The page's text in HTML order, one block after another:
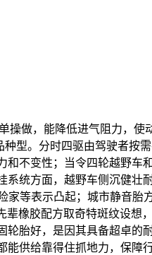
做，能降低进气阻力，使
型。分时四驱由驾驶者按
不变性；当令四轮越野车
统方面，越野车侧沉健壮
等表示凸起；城市静音胎
辈橡胶配方取奇特斑纹设想
胎好，是因其具备超卓的
供给靠得住抓地力，保障